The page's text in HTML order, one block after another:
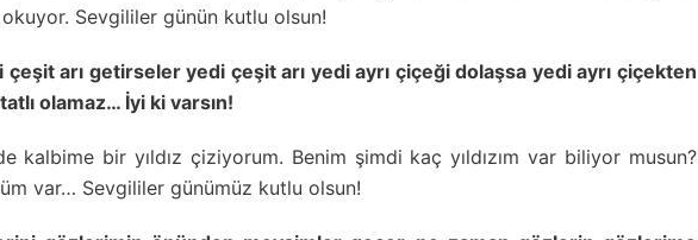
Sevgililer günün kutlu olsun!
çeşit arı getirseler yedi çeşit arı yedi ayrı çiçeği dolaşsa yedi ayrı çiçekten
olamaz… İyi ki varsın!
kalbime bir yıldız çiziyorum. Benim şimdi kaç yıldızım var biliyor musun?
var… Sevgililer günümüz kutlu olsun!